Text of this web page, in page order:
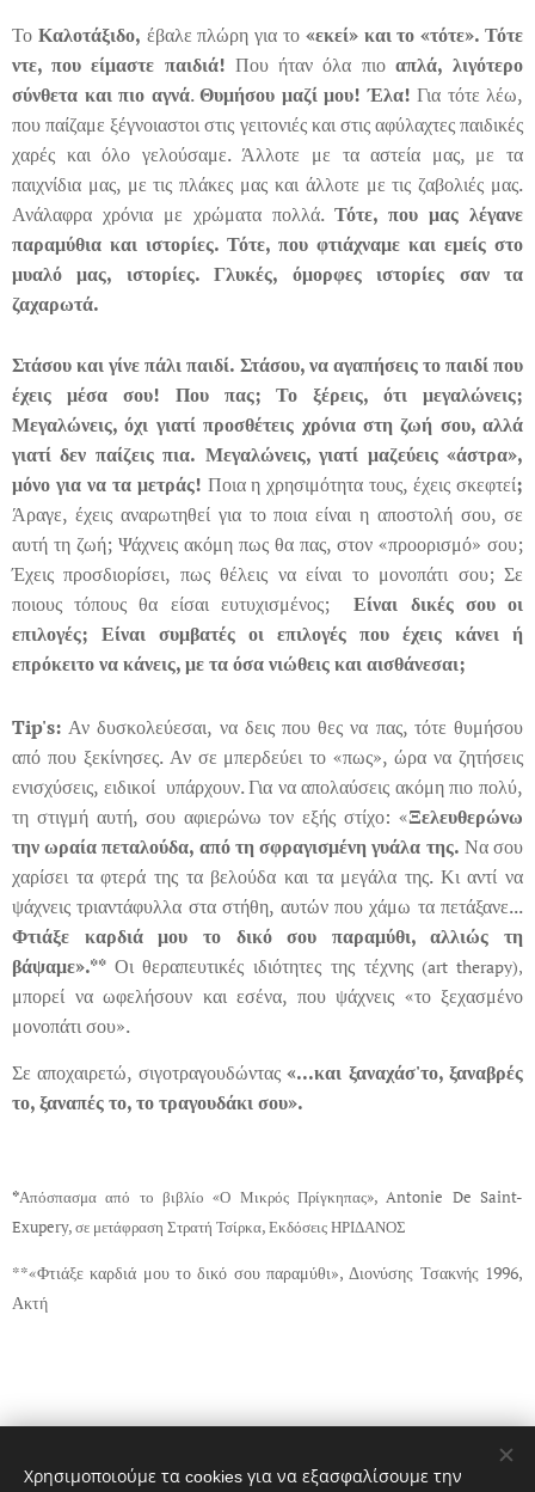
Το Καλοτάξιδο, έβαλε πλώρη για το «εκεί» και το «τότε». Τότε
ντε, που είμαστε παιδιά! Που ήταν όλα πιο απλά, λιγότερο
σύνθετα και πιο αγνά.Θυμήσου μαζί μου! Έλα! Για τότε λέω,
που παίζαμε ξέγνοιαστοι στις γειτονιές και στις αφύλαχτες παιδικές
χαρές και όλο γελούσαμε. Άλλοτε με τα αστεία μας, με τα
παιχνίδια μας, με τις πλάκες μας και άλλοτε με τις ζαβολιές μας.
Ανάλαφρα χρόνια με χρώματα πολλά. Τότε, που μας λέγανε
παραμύθια και ιστορίες. Τότε, που φτιάχναμε και εμείς στο
μυαλό μας, ιστορίες. Γλυκές, όμορφες ιστορίες σαν τα
ζαχαρωτά.
Στάσου και γίνε πάλι παιδί. Στάσου, να αγαπήσεις το παιδί που
έχεις μέσα σου! Που πας; Το ξέρεις, ότι μεγαλώνεις;
Μεγαλώνεις, όχι γιατί προσθέτεις χρόνια στη ζωή σου, αλλά
γιατί δεν παίζεις πια. Μεγαλώνεις, γιατί μαζεύεις «άστρα»,
μόνο για να τα μετράς! Ποια η χρησιμότητα τους, έχεις σκεφτεί;
Άραγε, έχεις αναρωτηθεί για το ποια είναι η αποστολή σου, σε
αυτή τη ζωή; Ψάχνεις ακόμη πως θα πας, στον «προορισμό» σου;
Έχεις προσδιορίσει, πως θέλεις να είναι το μονοπάτι σου; Σε
ποιους τόπους θα είσαι ευτυχισμένος;Είναι δικές σου οι
επιλογές; Είναι συμβατές οι επιλογές που έχεις κάνει ή
επρόκειτο να κάνεις, με τα όσα νιώθεις και αισθάνεσαι;
Tip's: Αν δυσκολεύεσαι, να δεις που θες να πας, τότε θυμήσου
από που ξεκίνησες. Αν σε μπερδεύει το «πως», ώρα να ζητήσεις
ενισχύσεις, ειδικοί υπάρχουν. Για να απολαύσεις ακόμη πιο πολύ,
τη στιγμή αυτή, σου αφιερώνω τον εξής στίχο: «Ξελευθερώνω
την ωραία πεταλούδα, από τη σφραγισμένη γυάλα της. Να σου
χαρίσει τα φτερά της τα βελούδα και τα μεγάλα της. Κι αντί να
ψάχνεις τριαντάφυλλα στα στήθη, αυτών που χάμω τα πετάξανε...
Φτιάξε καρδιά μου το δικό σου παραμύθι, αλλιώς τη
βάψαμε».** Οι θεραπευτικές ιδιότητες της τέχνης (art therapy),
μπορεί να ωφελήσουν και εσένα, που ψάχνεις «το ξεχασμένο
μονοπάτι σου».
Σε αποχαιρετώ, σιγοτραγουδώντας«...και ξαναχάσ'το, ξαναβρές
το, ξαναπές το, το τραγουδάκι σου».
*Απόσπασμα από το βιβλίο «Ο Μικρός Πρίγκηπας», Antonie De Saint-
Exupery, σε μετάφραση Στρατή Τσίρκα, Εκδόσεις ΗΡΙΔΑΝΟΣ
**«Φτιάξε καρδιά μου το δικό σου παραμύθι», Διονύσης Τσακνής 1996,
Ακτή
Share
Χρησιμοποιούμε τα cookies για να εξασφαλίσουμε την